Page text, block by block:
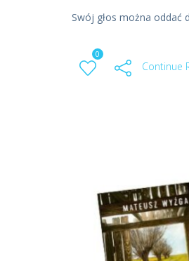
Swój głos można oddać
0
Continue